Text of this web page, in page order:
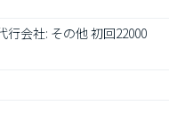
行会社: その他 初回22000